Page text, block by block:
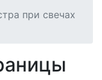
при свечах